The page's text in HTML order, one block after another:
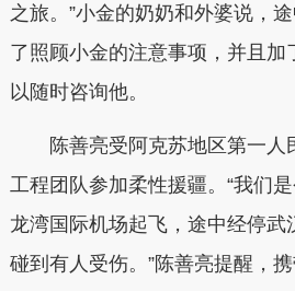
之旅。”小金的奶奶和外婆说，
了照顾小金的注意事项，并且加
以随时咨询他。
陈善亮受阿克苏地区第一人
工程团队参加柔性援疆。“我们
龙湾国际机场起飞，途中经停武
碰到有人受伤。”陈善亮提醒，